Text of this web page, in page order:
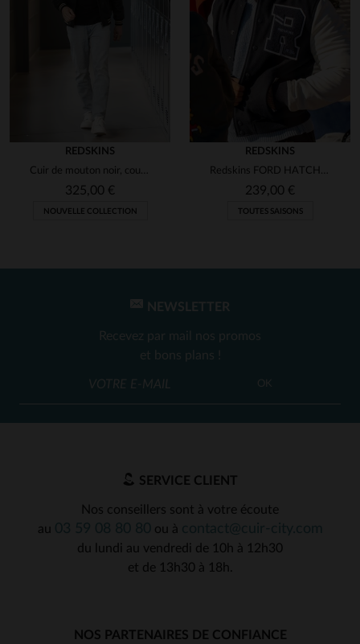
REDSKINS
Cuir de mouton noir, coupe ajustée : le blouson Redskins intemporel.
325,00 €
NOUVELLE COLLECTION
REDSKINS
Redskins FORD HATCH : cuir de vachette et nylon pour un look urbain.
239,00 €
TOUTES SAISONS
NEWSLETTER
Recevez par mail nos promos
et bons plans !
OK
SERVICE CLIENT
Nos conseillers sont à votre écoute
au
ou à
du lundi au vendredi de 10h à 12h30
et de 13h30 à 18h.
NOS PARTENAIRES DE CONFIANCE